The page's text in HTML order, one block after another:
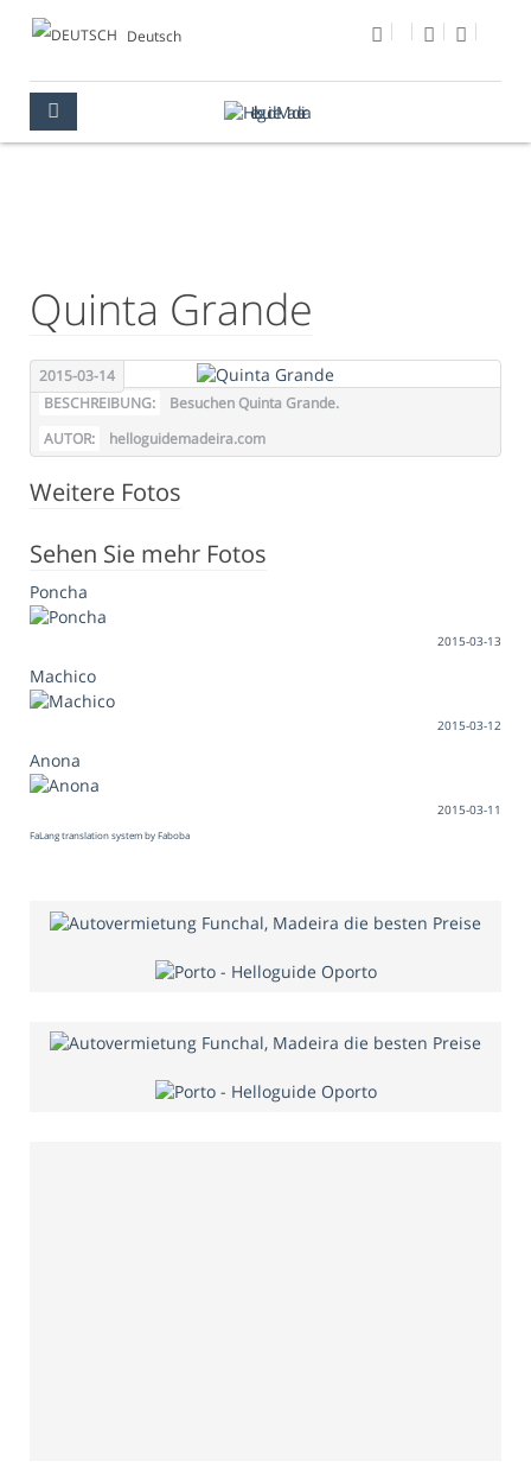
Deutsch
Quinta Grande
2015-03-14
BESCHREIBUNG:
Besuchen Quinta Grande.
AUTOR:
helloguidemadeira.com
Weitere Fotos
Sehen Sie mehr Fotos
Poncha
2015-03-13
Machico
2015-03-12
Anona
2015-03-11
FaLang translation system by Faboba